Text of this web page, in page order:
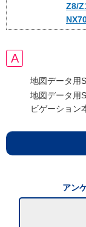
Z8/
地図データ用
地図データ用
ビゲーション
アン